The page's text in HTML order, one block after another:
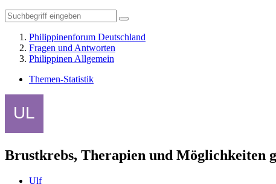
Philippinenforum Deutschland
Fragen und Antworten
Philippinen Allgemein
Themen-Statistik
Brustkrebs, Therapien und Möglichkeiten
Ulf